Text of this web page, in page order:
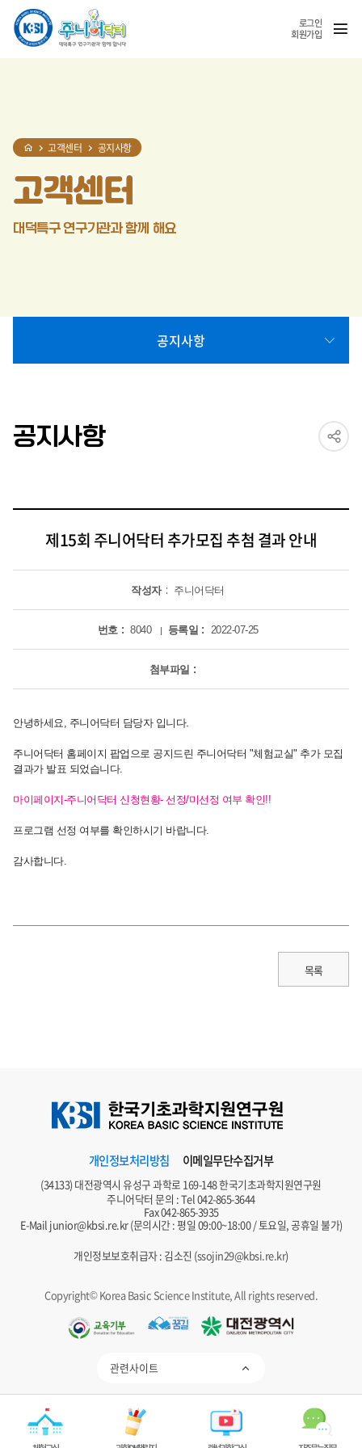
반복영역
건너뛰기
로그인
회원가입
고객센터 공지사항
고객센터
대덕특구 연구기관과 함께 해요
공지사항
공지사항
공유
제15회 주니어닥터 추가모집 추첨 결과 안내
작성자 주니어닥터
번호 8040 등록일 2022-07-25
첨부파일
안녕하세요, 주니어닥터 담당자 입니다.
주니어닥터 홈페이지 팝업으로 공지드린 주니어닥터 "체험교실" 추가 모집
결과가 발표 되었습니다.
마이페이지-주니어닥터 신청현황- 선정/미선정 여부 확인!!
프로그램 선정 여부를 확인하시기 바랍니다.
감사합니다.
목록
개인정보처리방침 이메일무단수집거부
(34133) 대전광역시 유성구 과학로 169-148 한국기초과학지원연구원
주니어닥터 문의 : Tel042-865-3644
Fax 042-865-3935
E-Mail junior@kbsi.re.kr(문의시간 : 평일 09:00~18:00 / 토요일, 공휴일 불가)
개인정보보호취급자 : 김소진 (ssojin29@kbsi.re.kr)
Copyright© Korea Basic Science Institute, All rights reserved.
관련사이트
제 WAQC-230978호
정보통신접근성 품질인증